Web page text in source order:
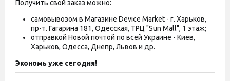
Получить свой заказ можно:
самовывозом в Магазине Device Market - г. Харьков,
пр-т. Гагарина 181, Одесская, ТРЦ "Sun Mall", 1 этаж;
отправкой Новой почтой по всей Украине - Киев,
Харьков, Одесса, Днепр, Львов и др.
Экономь уже сегодня!